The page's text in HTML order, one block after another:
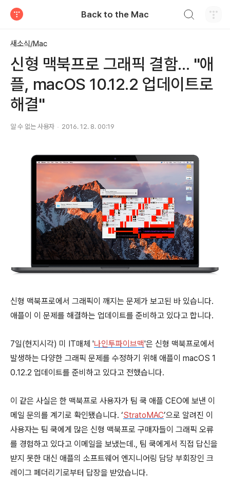
Back to the Mac
새소식/Mac
신형 맥북프로 그래픽 결함... "애
플, macOS 10.12.2 업데이트로
해결"
알 수 없는 사용자 2016. 12. 8. 00:19
신형 맥북프로에서 그래픽이 깨지는 문제가 보고된 바 있습니다.
애플이 이 문제를 해결하는 업데이트를 준비하고 있다고 합니다.
7일(현지시각) 미 IT매체 '나인투파이브맥'은 신형 맥북프로에서
발생하는 다양한 그래픽 문제를 수정하기 위해 애플이 macOS 1
0.12.2 업데이트를 준비하고 있다고 전했습니다.
이 같은 사실은 한 맥북프로 사용자가 팀 쿡 애플 CEO에 보낸 이
메일 문의를 계기로 확인됐습니다. ‘StratoMAC’으로 알려진 이
사용자는 팀 쿡에게 많은 신형 맥북프로 구매자들이 그래픽 오류
를 경험하고 있다고 이메일을 보냈는데., 팀 쿡에게서 직접 답신을
받지 못한 대신 애플의 소프트웨어 엔지니어링 담당 부회장인 크
레이그 페더리기로부터 답장을 받았습니다.